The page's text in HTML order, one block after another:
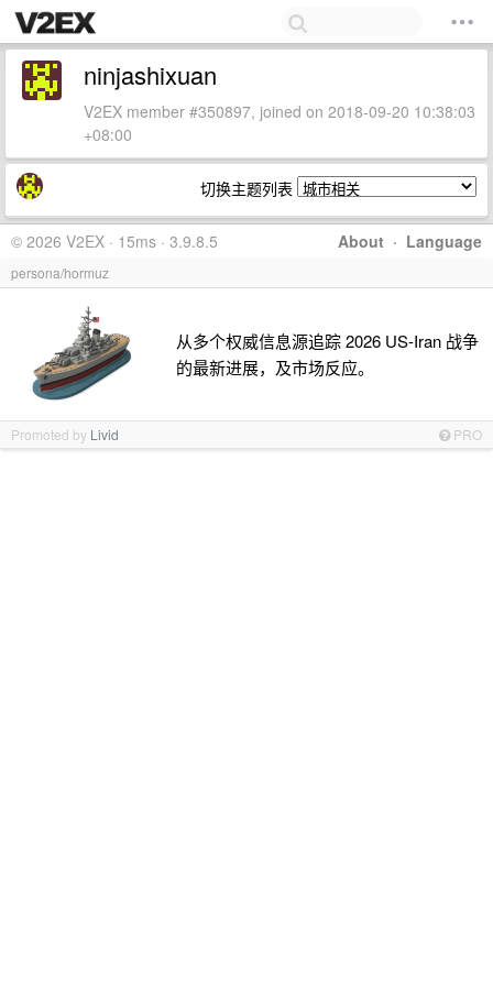
ninjashixuan
V2EX member #350897, joined on 2018-09-20 10:38:03
+08:00
切换主题列表
About · Language
© 2026 V2EX · 15ms · 3.9.8.5
persona/hormuz
从多个权威信息源追踪 2026 US-Iran 战争
的最新进展，及市场反应。
Promoted by Livid PRO